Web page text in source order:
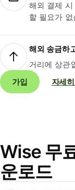
해외 결제
할 필요가 없
해외 송금하
거리에 상관
가입
자세
Wise 무
운로드